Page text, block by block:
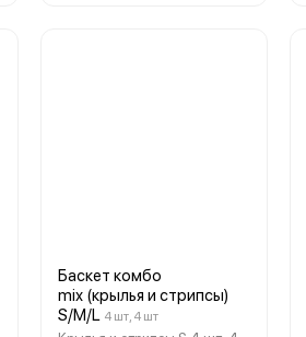
Баскет комбо
mix (крылья и стрипсы)
S/M/L 4 шт, 4 шт